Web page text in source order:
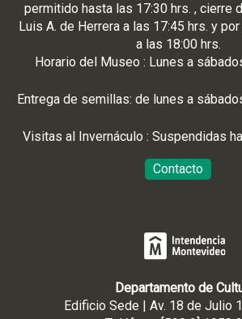
permitido hasta las 17:30 hrs. , cierre
Luis A. de Herrera a las 17:45 hrs. y
a las 18:00 hrs.
Horario del Museo : Lunes a
Entrega de semillas: de lunes a
Visitas al Invernáculo : Suspendidas
Contacto
Departamento de
Edificio Sede | Av. 18 de Julio